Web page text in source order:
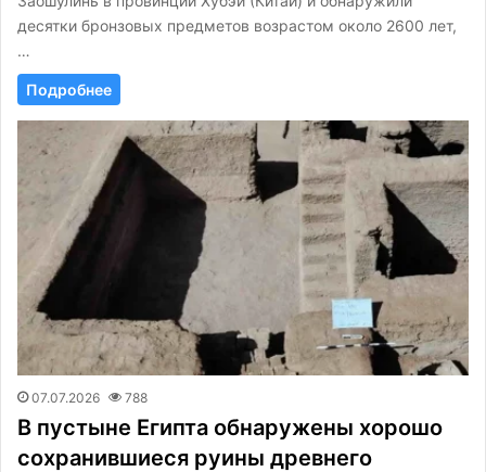
десятки бронзовых предметов возрастом около 2600 лет,
…
Подробнее
07.07.2026 788
В пустыне Египта обнаружены хорошо
сохранившиеся руины древнего